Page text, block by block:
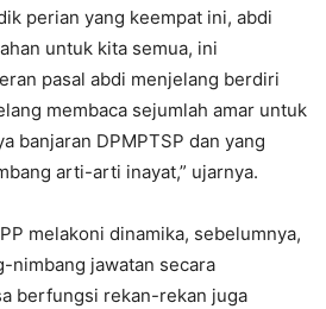
perian yang keempat ini, abdi
untuk kita semua, ini
pasal abdi menjelang berdiri
membaca sejumlah amar untuk
banjaran DPMPTSP dan yang
arti-arti inayat,” ujarnya.
melakoni dinamika, sebelumnya,
nimbang jawatan secara
berfungsi rekan-rekan juga